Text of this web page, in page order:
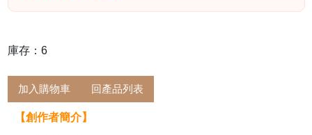
庫存：6
加入購物車 回產品列表
【創作者簡介】